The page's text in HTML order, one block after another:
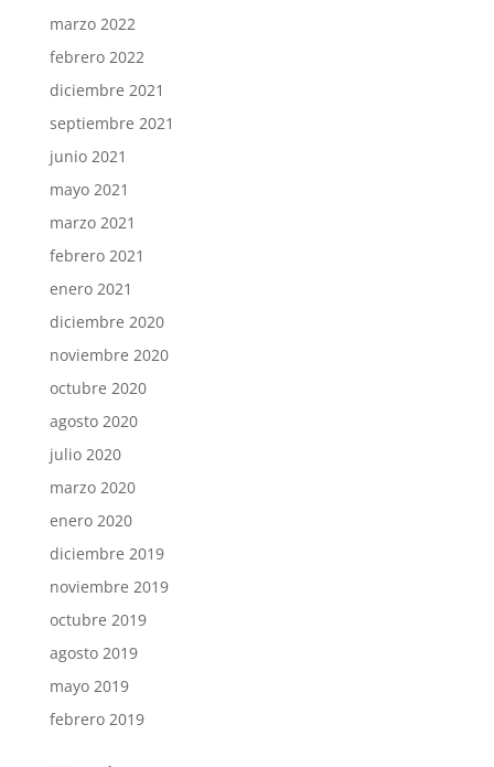
marzo 2022
febrero 2022
diciembre 2021
septiembre 2021
junio 2021
mayo 2021
marzo 2021
febrero 2021
enero 2021
diciembre 2020
noviembre 2020
octubre 2020
agosto 2020
julio 2020
marzo 2020
enero 2020
diciembre 2019
noviembre 2019
octubre 2019
agosto 2019
mayo 2019
febrero 2019